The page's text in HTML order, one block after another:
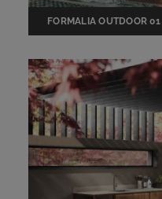
FORMALIA OUTDOOR 01